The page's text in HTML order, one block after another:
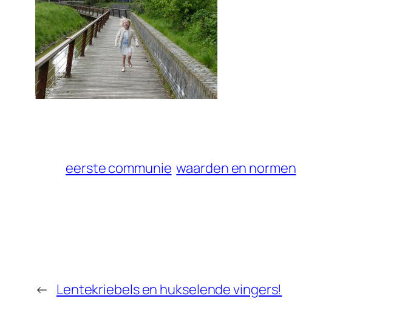
eerste communie waarden en normen
← Lentekriebels en hukselende vingers!